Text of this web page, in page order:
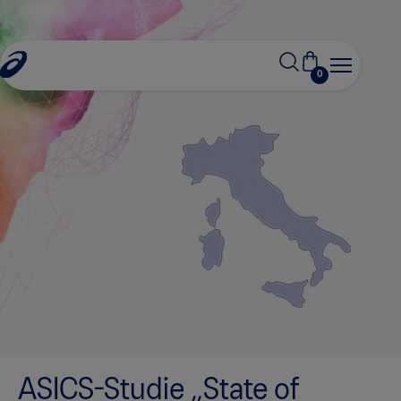
0
ASICS-Studie „State of